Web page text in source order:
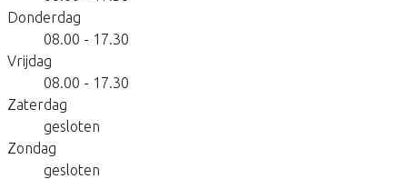
Donderdag
08.00 - 17.30
Vrijdag
08.00 - 17.30
Zaterdag
gesloten
Zondag
gesloten